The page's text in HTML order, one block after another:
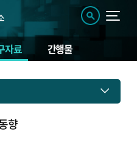
자료 간행물
향